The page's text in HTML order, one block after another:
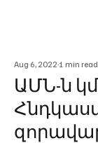
ԱՄՆ-ն
Aug 6, 2022 1 min read